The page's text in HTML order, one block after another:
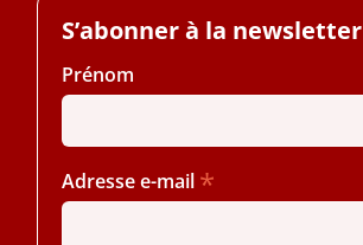
S’abonner à la newsletter
Prénom
Adresse e-mail *